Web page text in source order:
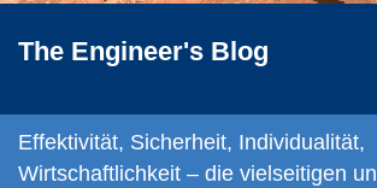
The Engineer's Blog
Effektivität, Sicherheit, Individualität,
Wirtschaftlichkeit – die vielseitigen